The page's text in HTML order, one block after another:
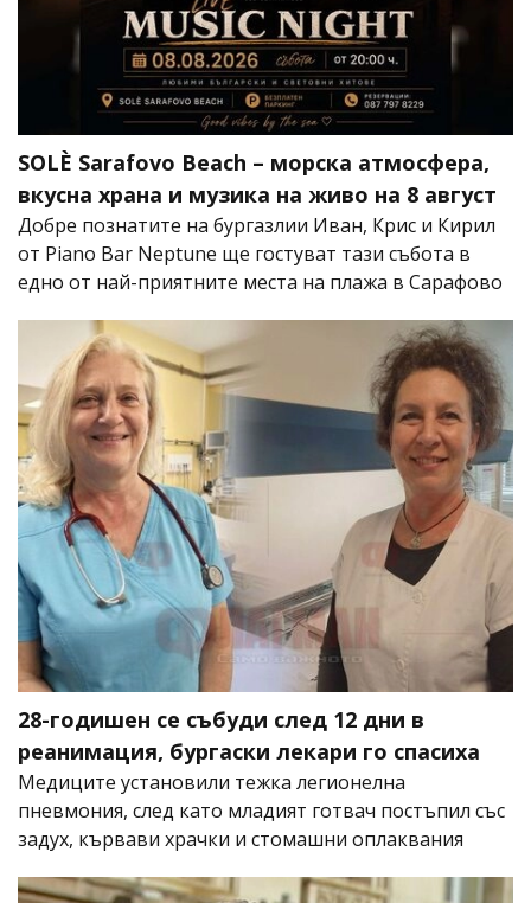
SOLÈ Sarafovo Beach – морска атмосфера,
вкусна храна и музика на живо на 8 август
Добре познатите на бургазлии Иван, Крис и Кирил
от Piano Bar Neptune ще гостуват тази събота в
едно от най-приятните места на плажа в Сарафово
28-годишен се събуди след 12 дни в
реанимация, бургаски лекари го спасиха
Медиците установили тежка легионелна
пневмония, след като младият готвач постъпил със
задух, кървави храчки и стомашни оплаквания